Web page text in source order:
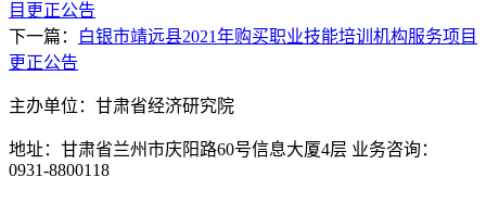
目更正公告
下一篇：
白银市靖远县2021年购买职业技能培训机构服务项目
更正公告
主办单位：甘肃省经济研究院
地址：甘肃省兰州市庆阳路60号信息大厦4层 业务咨询：
0931-8800118